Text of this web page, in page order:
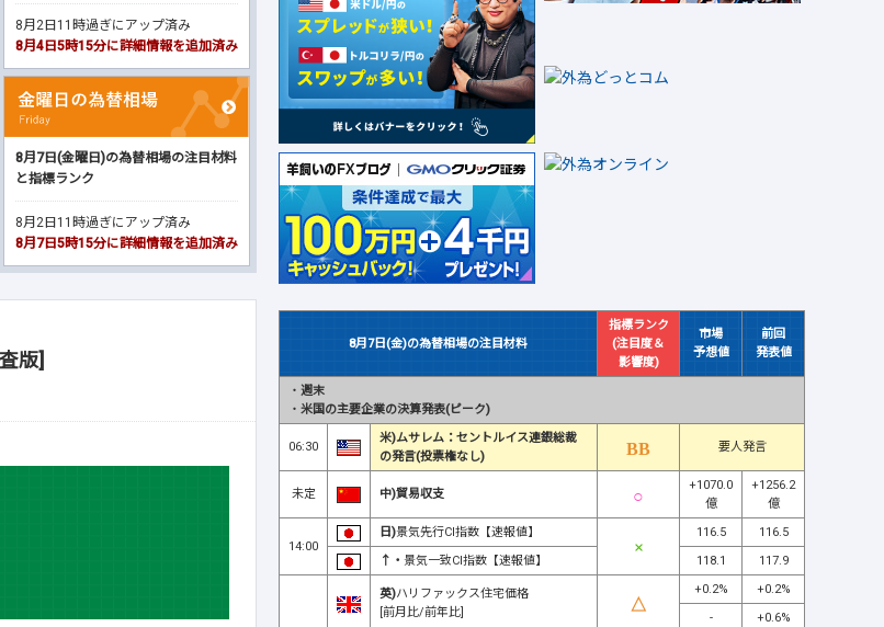
8月2日11時過ぎにアップ済み
8月4日5時15分に詳細情報を追加済み
8月7日(金曜日)の為替相場の注目材料
と指標ランク
8月2日11時過ぎにアップ済み
8月7日5時15分に詳細情報を追加済み
版]
8月7日(金)の為替相場の注目材料
指標ランク
(注目度＆
影響度)
市場
予想値
前回
発表値
・ 週末
・ 米国の主要企業の決算発表(ピーク)
06:30
米)ムサレム：セントルイス連銀総裁
の発言(投票権なし)
要人発言
未定 中)貿易収支
+1070.0
億
+1256.2
億
14:00
日)景気先行CI指数【速報値】 116.5
116.5
↑・ 景気一致CI指数【速報値】 118.1 117.9
英)ハリファックス住宅価格
[前月比/前年比]
+0.2%
+0.2%
-
+0.6%